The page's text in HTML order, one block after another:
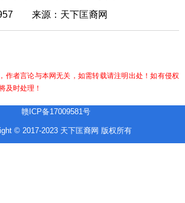
957 来源：天下匡裔网
作者言论与本网无关，如需转载请注明出处！如有侵权
及时处理！
赣ICP备17009581号
© 2017-2023 天下匡裔网 版权所有